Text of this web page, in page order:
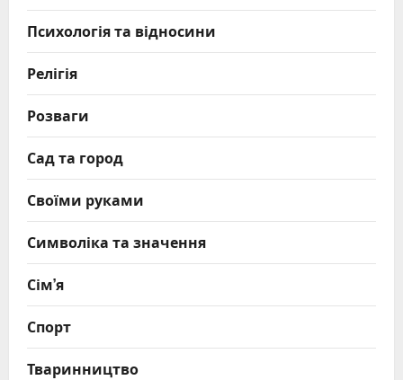
Психологія та відносини
Релігія
Розваги
Сад та город
Своїми руками
Символіка та значення
Сім’я
Спорт
Тваринництво